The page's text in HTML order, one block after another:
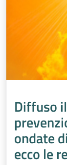
Diffuso
ondate
ecco le